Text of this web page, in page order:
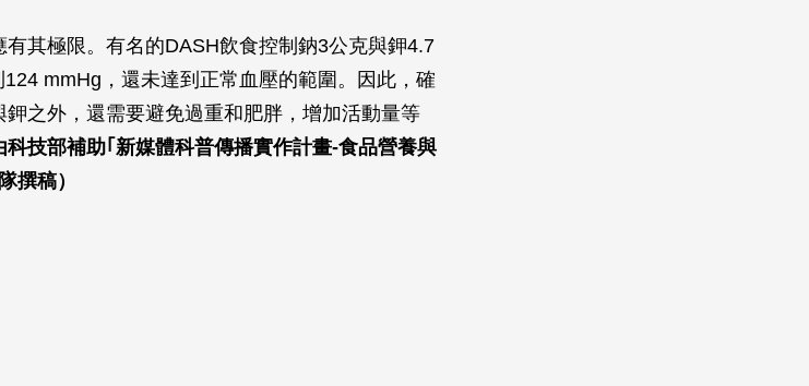
其極限。有名的DASH飲食控制鈉3公克與鉀4.7
mmHg，還未達到正常血壓的範圍。因此，確
之外，還需要避免過重和肥胖，增加活動量等
科技部補助｢新媒體科普傳播實作計畫-食品營養與
撰稿）